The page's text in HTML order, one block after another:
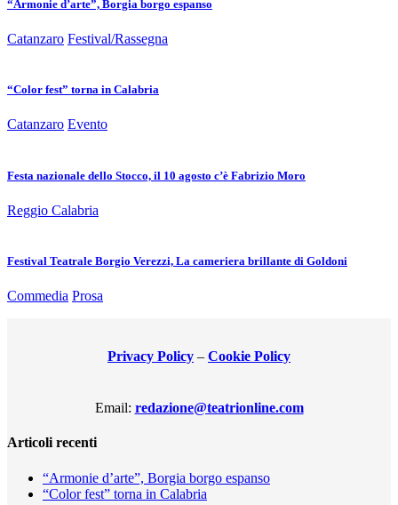
“Armonie d’arte”, Borgia borgo espanso
Catanzaro Festival/Rassegna
“Color fest” torna in Calabria
Catanzaro Evento
Festa nazionale dello Stocco, il 10 agosto c’è Fabrizio Moro
Reggio Calabria
Festival Teatrale Borgio Verezzi, La cameriera brillante di Goldoni
Commedia Prosa
Privacy Policy – Cookie Policy
Email: redazione@teatrionline.com
Articoli recenti
“Armonie d’arte”, Borgia borgo espanso
“Color fest” torna in Calabria